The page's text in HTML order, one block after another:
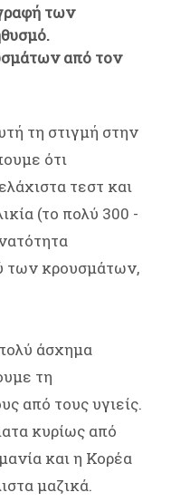
των
από τον
τη στιγμή στην
ότι
τεστ και
(το πολύ 300 -
των κρουσμάτων,
άσχημα
τη
από τους υγιείς.
κυρίως από
και η Κορέα
μαζικά.